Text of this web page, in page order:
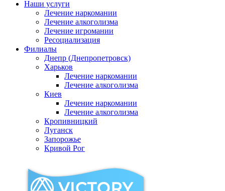
Наши услуги
Лечение наркомании
Лечение алкоголизма
Лечение игромании
Ресоциализация
Филиалы
Днепр (Днепропетровск)
Харьков
Лечение наркомании
Лечение алкоголизма
Киев
Лечение наркомании
Лечение алкоголизма
Кропивницкий
Луганск
Запорожье
Кривой Рог